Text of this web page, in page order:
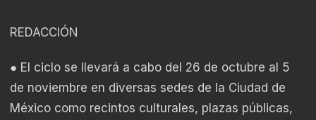
REDACCIÓN
● El ciclo se llevará a cabo del 26 de octubre al 5
de noviembre en diversas sedes de la Ciudad de
México como recintos culturales, plazas públicas,